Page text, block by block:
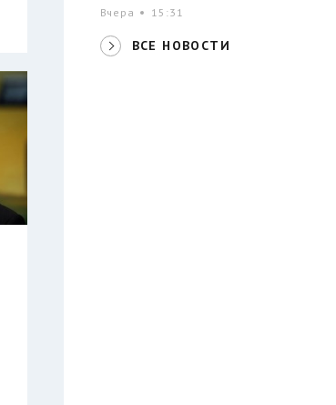
Вчера 15:31
ВСЕ НОВОСТИ